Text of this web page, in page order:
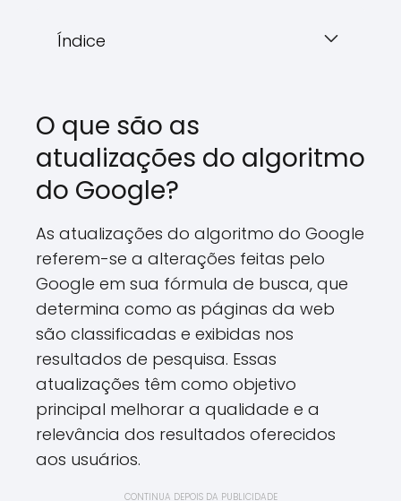
Índice
O que são as
atualizações do algoritmo
do Google?
As atualizações do algoritmo do Google
referem-se a alterações feitas pelo
Google em sua fórmula de busca, que
determina como as páginas da web
são classificadas e exibidas nos
resultados de pesquisa. Essas
atualizações têm como objetivo
principal melhorar a qualidade e a
relevância dos resultados oferecidos
aos usuários.
CONTINUA DEPOIS DA PUBLICIDADE